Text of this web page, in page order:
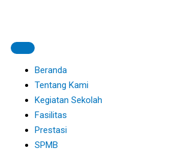
content
Beranda
Tentang Kami
Kegiatan Sekolah
Fasilitas
Prestasi
SPMB
Program
Unggulan:
Public
Speaking
English
100423
–
080423
–
060423